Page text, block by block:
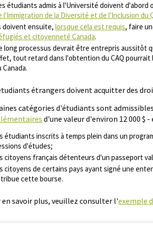
étudiants admis à l'Université doivent
l'Immigration de la Diversité et de l'Inclusion du
doivent ensuite, lorsque cela est requis, faire
et citoyenneté Canada.
long processus devrait être entrepris aussitôt
tout retard dans l'obtention du CAQ pourrait
Canada.
étrangers doivent acquitter des
catégories d'étudiants sont
d'une valeur d'environ 12 000 $
étudiants inscrits à temps plein dans un
d'études;
citoyens français détenteurs d'un passeport
citoyens de certains pays ayant signé une
cette bourse.
en savoir plus, veuillez consulter l'exemple